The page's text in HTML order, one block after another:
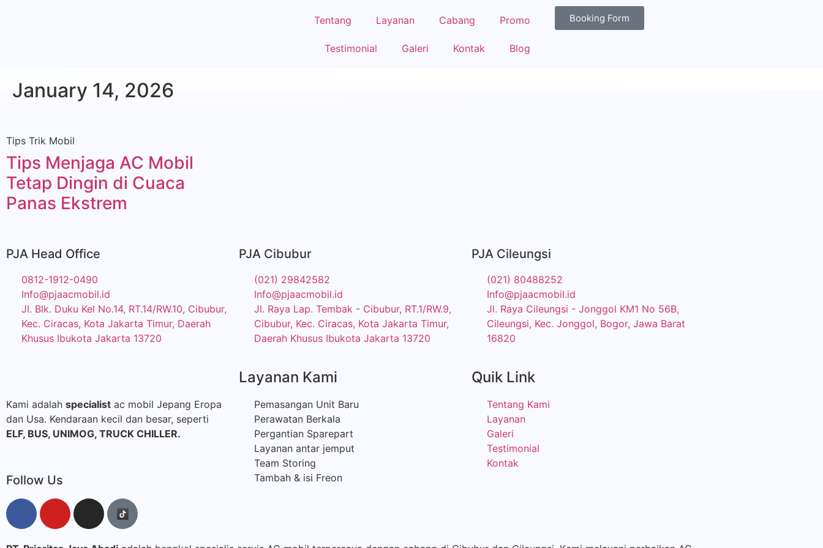
Tentang Layanan Cabang Promo
Testimonial Galeri Kontak Blog
Booking Form
January 14, 2026
Tips Trik Mobil
Tips Menjaga AC Mobil
Tetap Dingin di Cuaca
Panas Ekstrem
PJA Head Office
0812-1912-0490
Info@pjaacmobil.id
Jl. Blk. Duku Kel No.14, RT.14/RW.10, Cibubur,
Kec. Ciracas, Kota Jakarta Timur, Daerah
Khusus Ibukota Jakarta 13720
PJA Cibubur
(021) 29842582
Info@pjaacmobil.id
Jl. Raya Lap. Tembak - Cibubur, RT.1/RW.9,
Cibubur, Kec. Ciracas, Kota Jakarta Timur,
Daerah Khusus Ibukota Jakarta 13720
PJA Cileungsi
(021) 80488252
Info@pjaacmobil.id
Jl. Raya Cileungsi - Jonggol KM1 No 56B,
Cileungsi, Kec. Jonggol, Bogor, Jawa Barat
16820
Kami adalah specialist ac mobil Jepang Eropa
dan Usa. Kendaraan kecil dan besar, seperti
ELF, BUS, UNIMOG, TRUCK CHILLER.
Follow Us
Layanan Kami
Pemasangan Unit Baru
Perawatan Berkala
Pergantian Sparepart
Layanan antar jemput
Team Storing
Tambah & isi Freon
Quik Link
Tentang Kami
Layanan
Galeri
Testimonial
Kontak